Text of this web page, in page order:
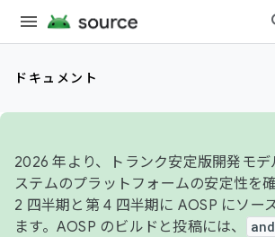
ドキュメント
2026 年より、トランク安定版開発モデ
ステムのプラットフォームの安定性を
2 四半期と第 4 四半期に AOSP にソー
ます。AOSP のビルドと投稿には、